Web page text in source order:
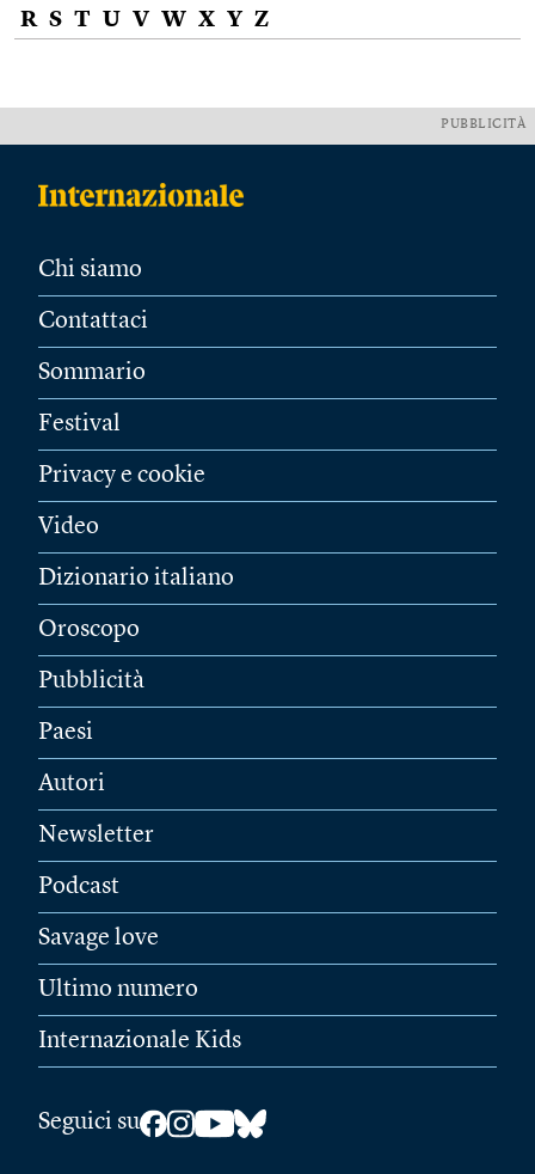
R S T U V W X Y Z
PUBBLICITÀ
Chi siamo
Contattaci
Sommario
Festival
Privacy e cookie
Video
Dizionario italiano
Oroscopo
Pubblicità
Paesi
Autori
Newsletter
Podcast
Savage love
Ultimo numero
Internazionale Kids
Seguici su